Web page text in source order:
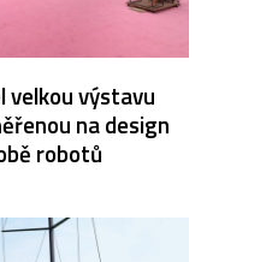
velkou výstavu
na design
robotů